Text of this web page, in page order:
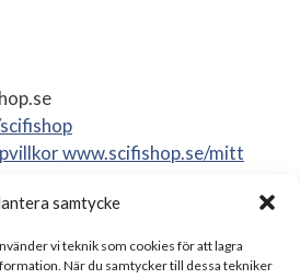
samtycke
vi teknik som cookies för att lagra
När du samtycker till dessa tekniker
www.scifishop.se/mitt